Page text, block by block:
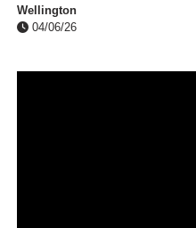
Wellington
04/06/26